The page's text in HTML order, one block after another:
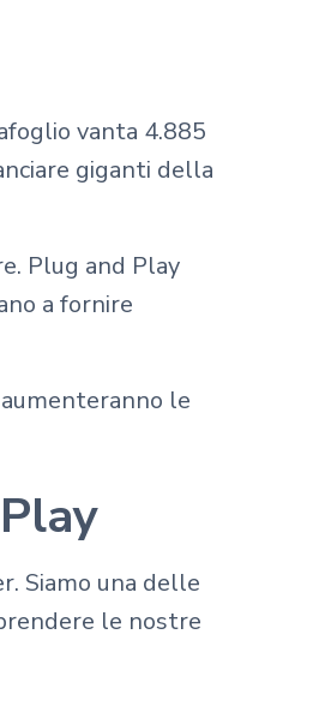
vanta 4.885
giganti della
Plug and Play
a fornire
le
Siamo una delle
le nostre